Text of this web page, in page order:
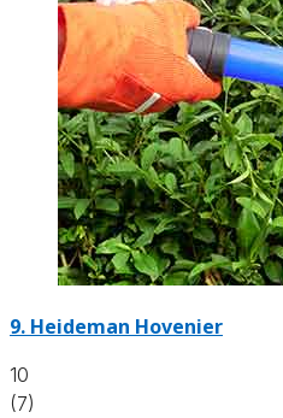
9. Heideman Hovenier
10
(7)